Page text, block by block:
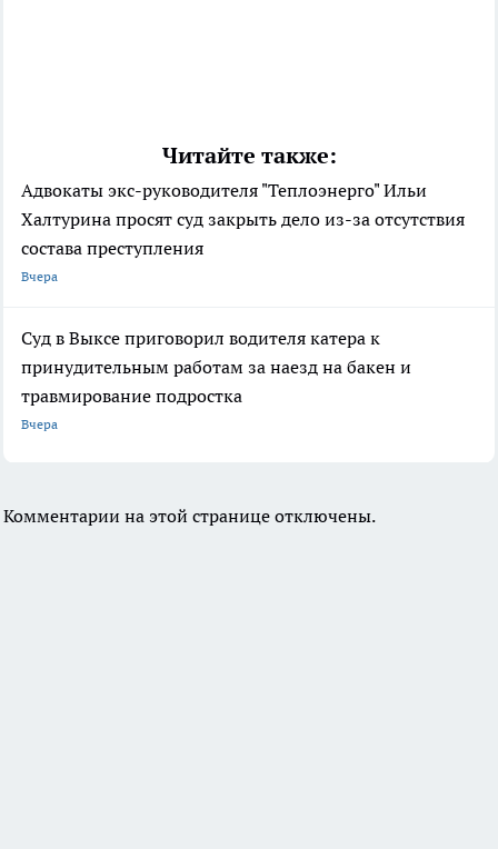
Читайте также:
Адвокаты экс-руководителя "Теплоэнерго" Ильи
Халтурина просят суд закрыть дело из-за отсутствия
состава преступления
Вчера
Суд в Выксе приговорил водителя катера к
принудительным работам за наезд на бакен и
травмирование подростка
Вчера
Комментарии на этой странице отключены.